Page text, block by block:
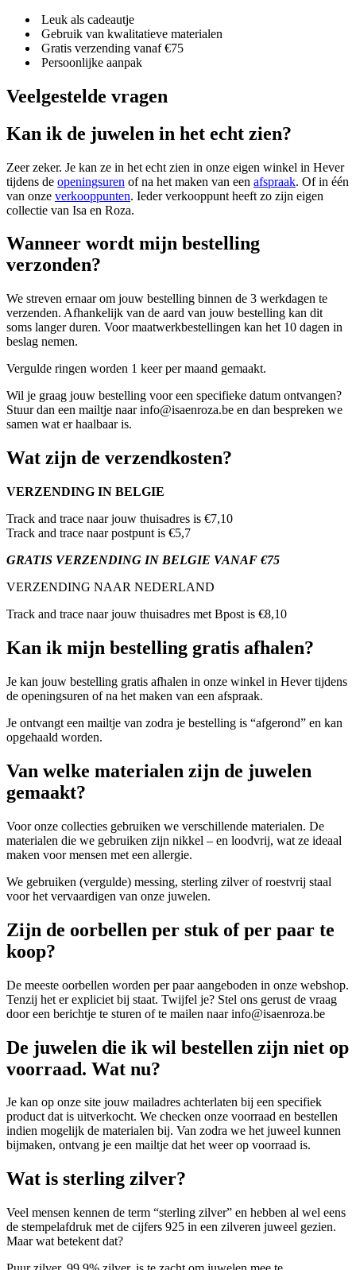
Leuk als cadeautje
Gebruik van kwalitatieve materialen
Gratis verzending vanaf €75
Persoonlijke aanpak
Veelgestelde vragen
Kan ik de juwelen in het echt zien?
Zeer zeker. Je kan ze in het echt zien in onze eigen winkel in Hever
tijdens de openingsuren of na het maken van een afspraak. Of in één
van onze verkooppunten. Ieder verkooppunt heeft zo zijn eigen
collectie van Isa en Roza.
Wanneer wordt mijn bestelling
verzonden?
We streven ernaar om jouw bestelling binnen de 3 werkdagen te
verzenden. Afhankelijk van de aard van jouw bestelling kan dit
soms langer duren. Voor maatwerkbestellingen kan het 10 dagen in
beslag nemen.
Vergulde ringen worden 1 keer per maand gemaakt.
Wil je graag jouw bestelling voor een specifieke datum ontvangen?
Stuur dan een mailtje naar info@isaenroza.be en dan bespreken we
samen wat er haalbaar is.
Wat zijn de verzendkosten?
VERZENDING IN BELGIE
Track and trace naar jouw thuisadres is €7,10
Track and trace naar postpunt is €5,7
GRATIS VERZENDING IN BELGIE VANAF €75
VERZENDING NAAR NEDERLAND
Track and trace naar jouw thuisadres met Bpost is €8,10
Kan ik mijn bestelling gratis afhalen?
Je kan jouw bestelling gratis afhalen in onze winkel in Hever tijdens
de openingsuren of na het maken van een afspraak.
Je ontvangt een mailtje van zodra je bestelling is “afgerond” en kan
opgehaald worden.
Van welke materialen zijn de juwelen
gemaakt?
Voor onze collecties gebruiken we verschillende materialen. De
materialen die we gebruiken zijn nikkel – en loodvrij, wat ze ideaal
maken voor mensen met een allergie.
We gebruiken (vergulde) messing, sterling zilver of roestvrij staal
voor het vervaardigen van onze juwelen.
Zijn de oorbellen per stuk of per paar te
koop?
De meeste oorbellen worden per paar aangeboden in onze webshop.
Tenzij het er expliciet bij staat. Twijfel je? Stel ons gerust de vraag
door een berichtje te sturen of te mailen naar info@isaenroza.be
De juwelen die ik wil bestellen zijn niet op
voorraad. Wat nu?
Je kan op onze site jouw mailadres achterlaten bij een specifiek
product dat is uitverkocht. We checken onze voorraad en bestellen
indien mogelijk de materialen bij. Van zodra we het juweel kunnen
bijmaken, ontvang je een mailtje dat het weer op voorraad is.
Wat is sterling zilver?
Veel mensen kennen de term “sterling zilver” en hebben al wel eens
de stempelafdruk met de cijfers 925 in een zilveren juweel gezien.
Maar wat betekent dat?